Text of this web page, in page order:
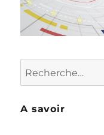
Recherche
pour :
A savoir